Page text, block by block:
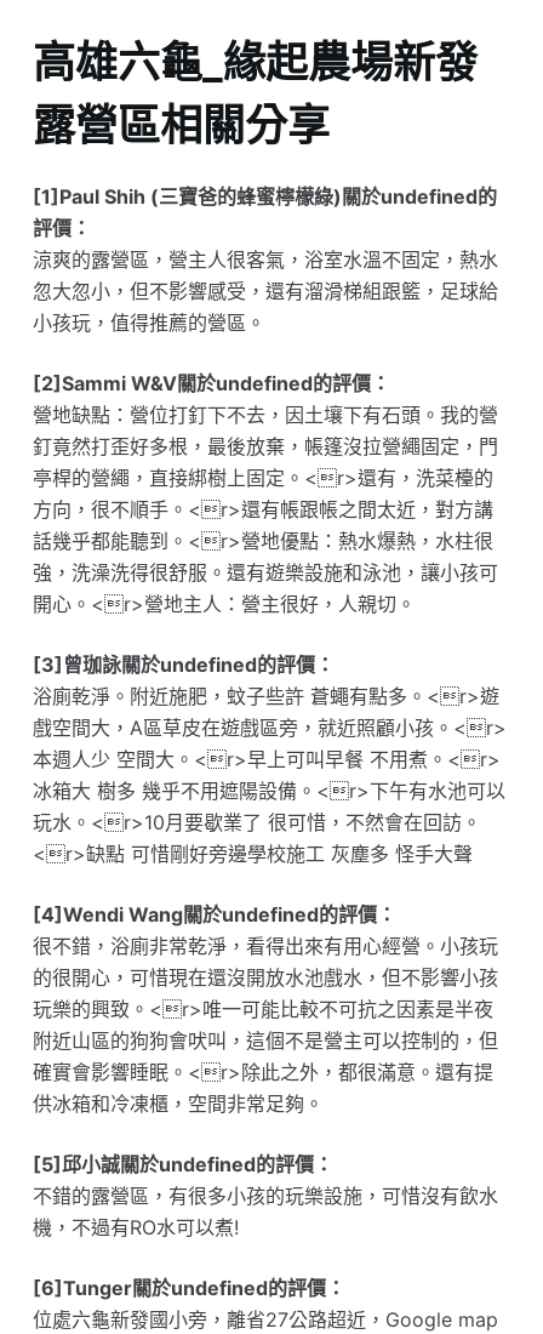
高雄六龜_緣起農場新發
露營區相關分享
[1]Paul Shih (三寶爸的蜂蜜檸檬綠)關於undefined的
評價：
涼爽的露營區，營主人很客氣，浴室水溫不固定，熱水
忽大忽小，但不影響感受，還有溜滑梯組跟籃，足球給
小孩玩，值得推薦的營區。
[2]Sammi W&V關於undefined的評價：
營地缺點：營位打釘下不去，因土壤下有石頭。我的營
釘竟然打歪好多根，最後放棄，帳篷沒拉營繩固定，門
亭桿的營繩，直接綁樹上固定。<r>還有，洗菜檯的
方向，很不順手。<r>還有帳跟帳之間太近，對方講
話幾乎都能聽到。<r>營地優點：熱水爆熱，水柱很
強，洗澡洗得很舒服。還有遊樂設施和泳池，讓小孩可
開心。<r>營地主人：營主很好，人親切。
[3]曾珈詠關於undefined的評價：
浴廁乾淨。附近施肥，蚊子些許 蒼蠅有點多。<r>遊
戲空間大，A區草皮在遊戲區旁，就近照顧小孩。<r>
本週人少 空間大。<r>早上可叫早餐 不用煮。<r>
冰箱大 樹多 幾乎不用遮陽設備。<r>下午有水池可以
玩水。<r>10月要歇業了 很可惜，不然會在回訪。
<r>缺點 可惜剛好旁邊學校施工 灰塵多 怪手大聲
[4]Wendi Wang關於undefined的評價：
很不錯，浴廁非常乾淨，看得出來有用心經營。小孩玩
的很開心，可惜現在還沒開放水池戲水，但不影響小孩
玩樂的興致。<r>唯一可能比較不可抗之因素是半夜
附近山區的狗狗會吠叫，這個不是營主可以控制的，但
確實會影響睡眠。<r>除此之外，都很滿意。還有提
供冰箱和冷凍櫃，空間非常足夠。
[5]邱小誠關於undefined的評價：
不錯的露營區，有很多小孩的玩樂設施，可惜沒有飲水
機，不過有RO水可以煮!
[6]Tunger關於undefined的評價：
位處六龜新發國小旁，離省27公路超近，Google map